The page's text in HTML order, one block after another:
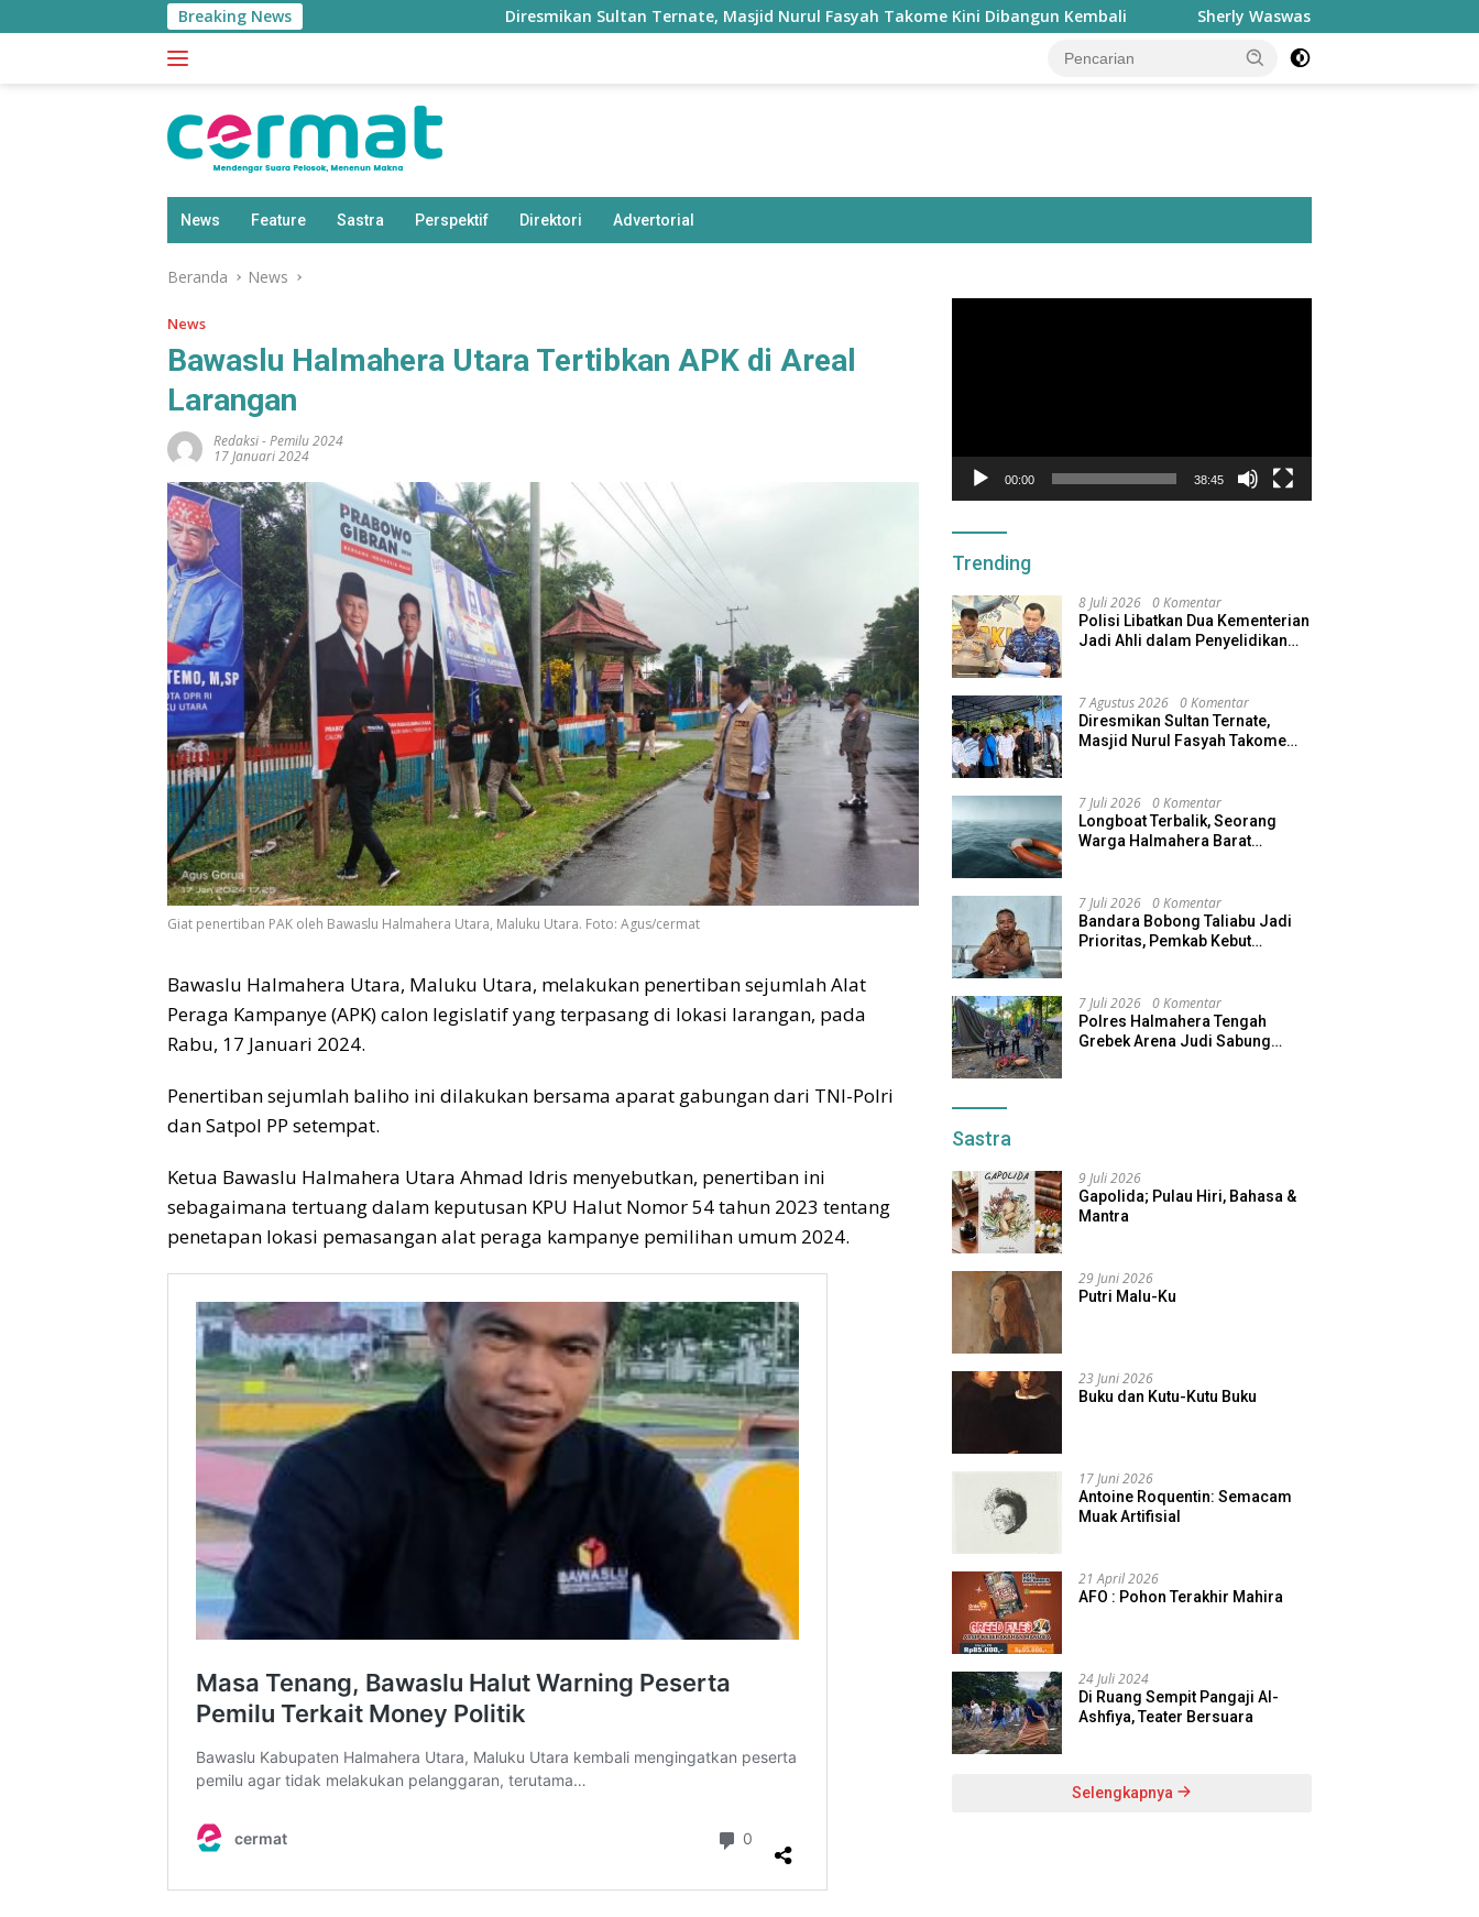
ke
Breaking News Diresmikan Sultan Ternate, Masjid Nurul Fasyah Takome Kini Dibangun Kembali Sherly Waswas Malut Kehilangan Jatah 7.500
News Feature Sastra Perspektif Direktori Advertorial
Beranda News
News
Bawaslu Halmahera Utara Tertibkan APK di Areal
Larangan
Redaksi-Pemilu 2024
17 Januari 2024
Giat penertiban PAK oleh Bawaslu Halmahera Utara, Maluku Utara. Foto: Agus/cermat
Bawaslu Halmahera Utara, Maluku Utara, melakukan penertiban sejumlah Alat
Peraga Kampanye (APK) calon legislatif yang terpasang di lokasi larangan, pada
Rabu, 17 Januari 2024.
Penertiban sejumlah baliho ini dilakukan bersama aparat gabungan dari TNI-Polri
dan Satpol PP setempat.
Ketua Bawaslu Halmahera Utara Ahmad Idris menyebutkan, penertiban ini
sebagaimana tertuang dalam keputusan KPU Halut Nomor 54 tahun 2023 tentang
penetapan lokasi pemasangan alat peraga kampanye pemilihan umum 2024.
00:00 38:45
Trending
8 Juli 2026 0 Komentar
Polisi Libatkan Dua Kementerian
Jadi Ahli dalam Penyelidikan
7 Agustus 2026 0 Komentar
Diresmikan Sultan Ternate,
Masjid Nurul Fasyah Takome
7 Juli 2026 0 Komentar
Longboat Terbalik, Seorang
Warga Halmahera Barat
7 Juli 2026 0 Komentar
Bandara Bobong Taliabu Jadi
Prioritas, Pemkab Kebut
7 Juli 2026 0 Komentar
Polres Halmahera Tengah
Grebek Arena Judi Sabung
Sastra
9 Juli 2026
Gapolida; Pulau Hiri, Bahasa &
Mantra
29 Juni 2026
Putri Malu-Ku
23 Juni 2026
Buku dan Kutu-Kutu Buku
17 Juni 2026
Antoine Roquentin: Semacam
Muak Artifisial
21 April 2026
AFO : Pohon Terakhir Mahira
24 Juli 2024
Di Ruang Sempit Pangaji Al-
Ashfiya, Teater Bersuara
Selengkapnya